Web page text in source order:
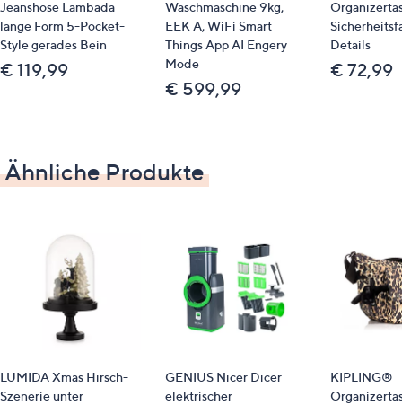
enthält Ectoin, das gestresste Haut beruhigen
und zu deren Widerstandskraft gegenüber
äußeren Einflüssen wie UV-Strahlung oder
Umweltstress beitragen soll
für einen idealen Pflegeeffekt morgens bzw. nach
Bedarf eine kleine Menge auf das Gesicht
Bitte beachten
Hinweise: Nur äußerlich anwenden. Kontakt mit den
Augen vermeiden. Nicht für Babys und Kleinkinder
geeignet. Außerhalb der Reichweite von Kindern
Qualitätshinweise
Jeanshose Lambada
lange Form 5-Pocket-
Style gerades Bein
€ 119,99
Waschmaschine 9kg,
EEK A, WiFi Smart
Things App AI Engery
Mode
€ 599,99
Details
€ 72,99
Ähnliche Produkte
LUMIDA Xmas Hirsch-
Szenerie unter
GENIUS Nicer Dicer
elektrischer
KIPLING®